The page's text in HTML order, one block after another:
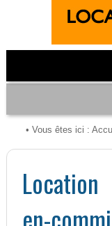
• Vous êtes ici :